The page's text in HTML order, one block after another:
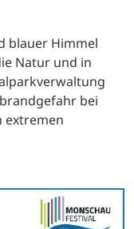
blauer Himmel
Natur und in
bei
extremen